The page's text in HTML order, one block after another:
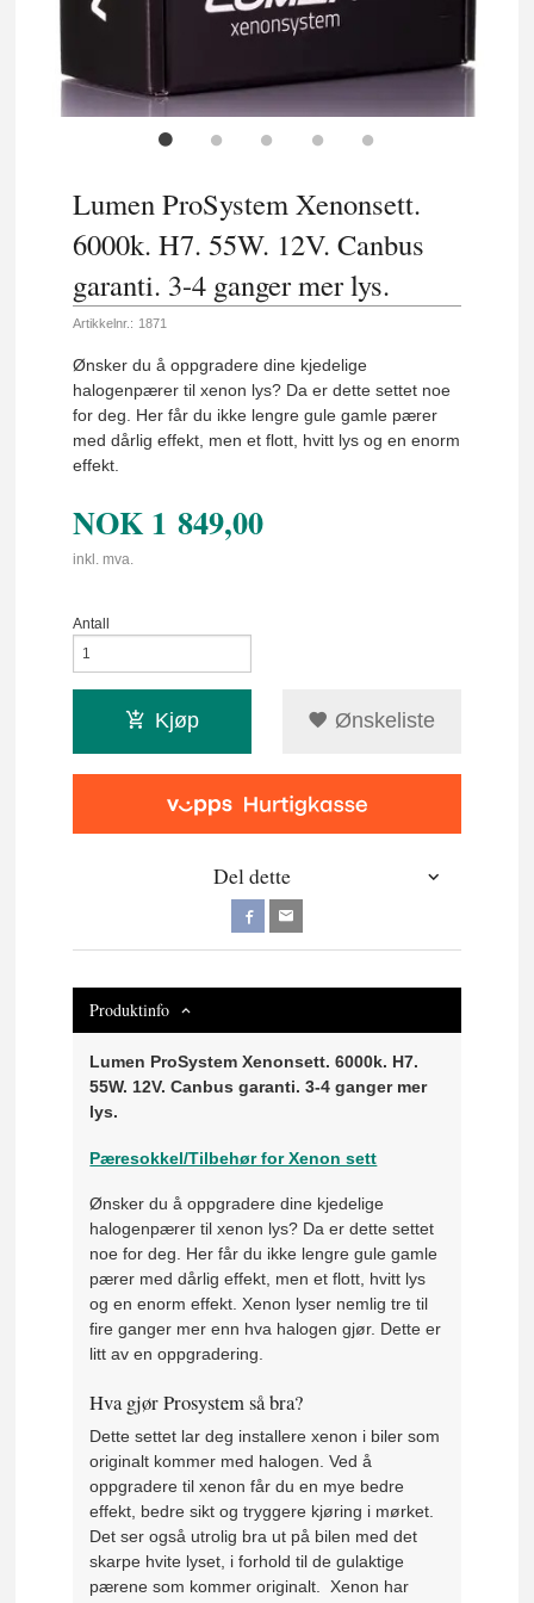
Lumen ProSystem Xenonsett.
6000k. H7. 55W. 12V. Canbus
garanti. 3-4 ganger mer lys.
Artikkelnr.: 1871
Ønsker du å oppgradere dine kjedelige
halogenpærer til xenon lys? Da er dette settet noe
for deg. Her får du ikke lengre gule gamle pærer
med dårlig effekt, men et flott, hvitt lys og en enorm
effekt.
NOK 1 849,00
inkl. mva.
Antall
Kjøp Ønskeliste
Del dette
Produktinfo
Lumen ProSystem Xenonsett. 6000k. H7.
55W. 12V. Canbus garanti. 3-4 ganger mer
lys.
Pæresokkel/Tilbehør for Xenon sett
Ønsker du å oppgradere dine kjedelige
halogenpærer til xenon lys? Da er dette settet
noe for deg. Her får du ikke lengre gule gamle
pærer med dårlig effekt, men et flott, hvitt lys
og en enorm effekt. Xenon lyser nemlig tre til
fire ganger mer enn hva halogen gjør. Dette er
litt av en oppgradering.
Hva gjør Prosystem så bra?
Dette settet lar deg installere xenon i biler som
originalt kommer med halogen. Ved å
oppgradere til xenon får du en mye bedre
effekt, bedre sikt og tryggere kjøring i mørket.
Det ser også utrolig bra ut på bilen med det
skarpe hvite lyset, i forhold til de gulaktige
pærene som kommer originalt. Xenon har